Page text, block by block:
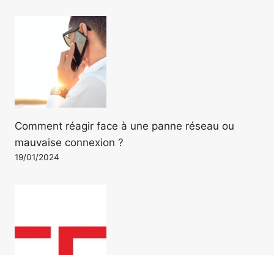
Comment réagir face à une panne réseau ou
mauvaise connexion ?
19/01/2024